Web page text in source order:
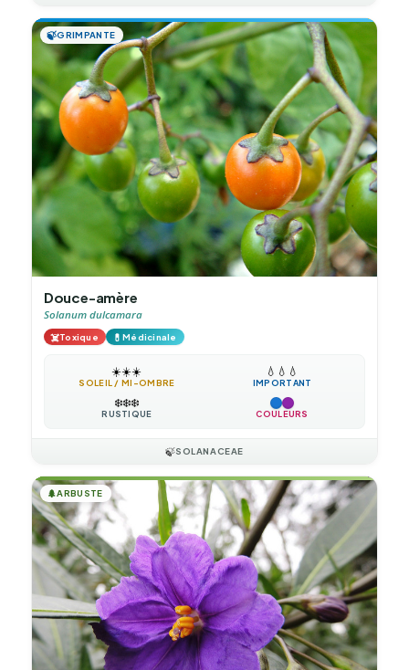
🍃GRIMPANTE
Douce-amère
Solanum dulcamara
☠️Toxique 💊Médicinale
☀️☀️☀️
SOLEIL / MI-OMBRE
💧 💧 💧
IMPORTANT
❄️❄️❄️
RUSTIQUE COULEURS
🍃SOLANACEAE
🌲ARBUSTE